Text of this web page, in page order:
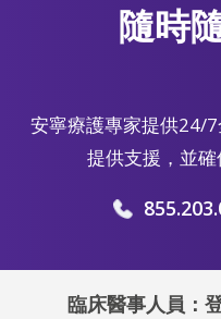
隨時
安寧療護專家提供24/7
提供支援，並確
臨床醫事人員：